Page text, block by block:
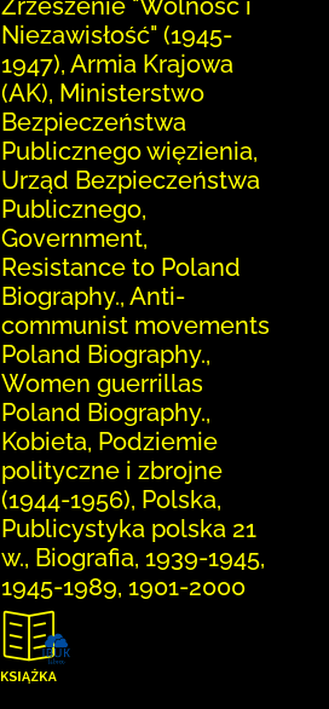
Niezawisłość" (1945-
1947), Armia Krajowa
(AK), Ministerstwo
Bezpieczeństwa
Publicznego więzienia,
Urząd Bezpieczeństwa
Publicznego,
Government,
Resistance to Poland
Biography., Anti-
communist movements
Poland Biography.,
Women guerrillas
Poland Biography.,
Kobieta, Podziemie
polityczne i zbrojne
(1944-1956), Polska,
Publicystyka polska 21
w., Biografia, 1939-1945,
1945-1989, 1901-2000